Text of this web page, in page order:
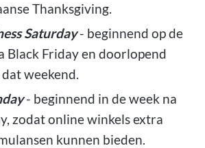
Thanksgiving.
Saturday- beginnend op de
Black Friday en doorlopend
weekend.
- beginnend in de week na
zodat online winkels extra
kunnen bieden.